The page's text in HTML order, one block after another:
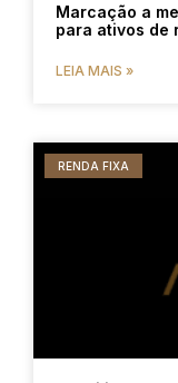
Marcação a
para ativos de
LEIA MAIS »
RENDA FIXA